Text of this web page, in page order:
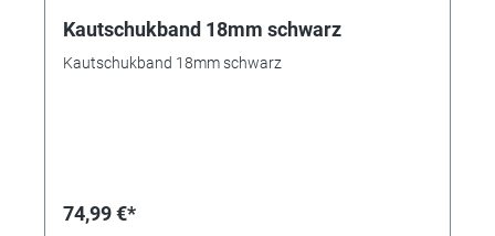
Kautschukband 18mm schwarz
Kautschukband 18mm schwarz
74,99 €*